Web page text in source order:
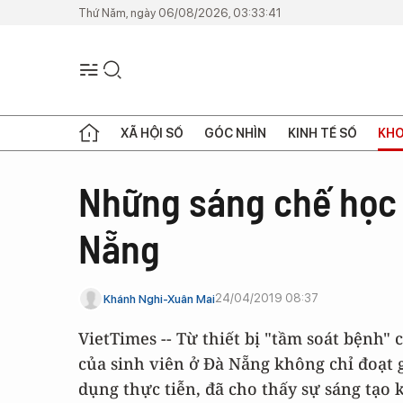
Thứ Năm, ngày 06/08/2026, 03:33:41
XÃ HỘI SỐ GÓC NHÌN KINH TẾ SỐ
Những sáng chế
Nẵng
Khánh Nghi-Xuân Mai24/04/2019 08:37
VietTimes -- Từ thiết bị "tầm soát bệnh"
của sinh viên ở Đà Nẵng không chỉ đoạt
dụng thực tiễn, đã cho thấy sự sáng tạo